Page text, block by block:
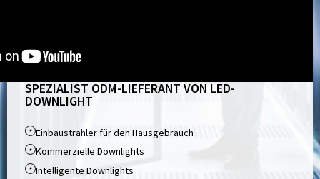
SPEZIALIST ODM-LIEFERANT VON LED-
DOWNLIGHT
Einbaustrahler für den Hausgebrauch
Kommerzielle Downlights
Intelligente Downlights